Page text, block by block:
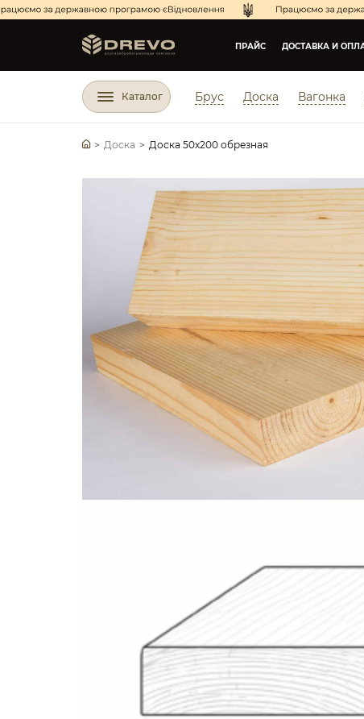
ПРАЙС ДОСТАВКА И
Каталог Брус Доска Вагонка
> Доска > Доска 50х200 обрезная